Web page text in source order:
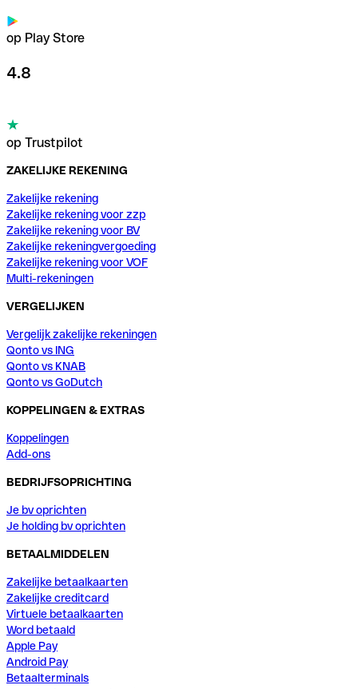
op Play Store
4.8
op Trustpilot
ZAKELIJKE REKENING
Zakelijke rekening
Zakelijke rekening voor zzp
Zakelijke rekening voor BV
Zakelijke rekeningvergoeding
Zakelijke rekening voor VOF
Multi-rekeningen
VERGELIJKEN
Vergelijk zakelijke rekeningen
Qonto vs ING
Qonto vs KNAB
Qonto vs GoDutch
KOPPELINGEN & EXTRAS
Koppelingen
Add-ons
BEDRIJFSOPRICHTING
Je bv oprichten
Je holding bv oprichten
BETAALMIDDELEN
Zakelijke betaalkaarten
Zakelijke creditcard
Virtuele betaalkaarten
Word betaald
Apple Pay
Android Pay
Betaalterminals